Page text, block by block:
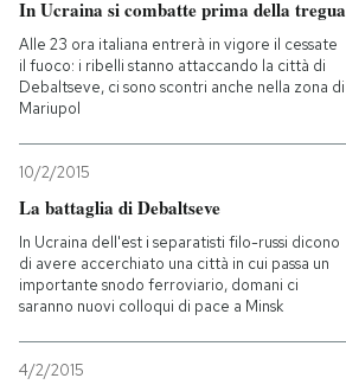
I MIEI PREFERITI
CALENDARIO
AREA PERSONALE
Entra
In Ucraina si combatte prima della tregua
Alle 23 ora italiana entrerà in vigore il cessate
il fuoco: i ribelli stanno attaccando la città di
Debaltseve, ci sono scontri anche nella zona di
Mariupol
10/2/2015
La battaglia di Debaltseve
In Ucraina dell'est i separatisti filo-russi dicono
di avere accerchiato una città in cui passa un
importante snodo ferroviario, domani ci
saranno nuovi colloqui di pace a Minsk
4/2/2015